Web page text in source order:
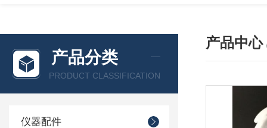
产品分类
PRODUCT CLASSIFICATION
仪器配件
产品中心